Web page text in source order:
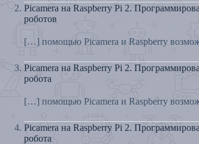
Picamera на Raspberry Pi 2.
роботов
[…] помощью Picamera и Raspberry
Picamera на Raspberry Pi 2.
робота
[…] помощью Picamera и Raspberry
Picamera на Raspberry Pi 2.
робота